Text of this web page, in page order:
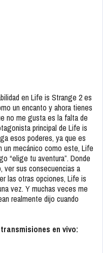
en Life is Strange 2 es
un encanto y ahora tienes
no me gusta es la falta de
principal de Life is
esos poderes, ya que es
un mecánico como este, Life
“elige tu aventura”. Donde
sus consecuencias a
las otras opciones, Life is
vez. Y muchas veces me
realmente dijo cuando
en vivo: